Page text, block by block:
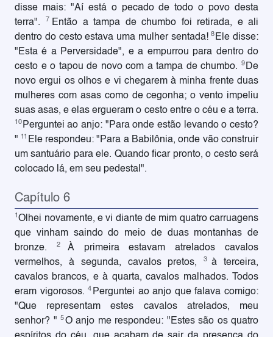
disse mais: "Aí está o pecado de todo o povo desta
terra".
7
Então a tampa de chumbo foi retirada, e ali
dentro do cesto estava uma mulher sentada!8 Ele disse:
"Esta é a Perversidade", e a empurrou para dentro do
cesto e o tapou de novo com a tampa de chumbo. 9 De
novo ergui os olhos e vi chegarem à minha frente duas
mulheres com asas como de cegonha; o vento impeliu
suas asas, e elas ergueram o cesto entre o céu e a terra.
10 Perguntei ao anjo: "Para onde estão levando o cesto?
" 11 Ele respondeu: "Para a Babilônia, onde vão construir
um santuário para ele. Quando ficar pronto, o cesto será
colocado lá, em seu pedestal".
Capítulo 6
1 Olhei novamente, e vi diante de mim quatro carruagens
que vinham saindo do meio de duas montanhas de
bronze.
2
À primeira estavam atrelados cavalos
vermelhos, à segunda, cavalos pretos,3 à terceira,
cavalos brancos, e à quarta, cavalos malhados. Todos
eram vigorosos.4 Perguntei ao anjo que falava comigo:
"Que representam estes cavalos atrelados, meu
senhor? " 5O anjo me respondeu: "Estes são os quatro